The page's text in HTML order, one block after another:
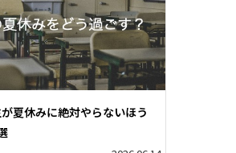
夏休みに絶対やらないほう